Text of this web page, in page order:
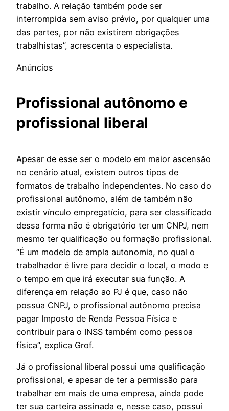
trabalho. A relação também pode ser
interrompida sem aviso prévio, por qualquer uma
das partes, por não existirem obrigações
trabalhistas”, acrescenta o especialista.
Anúncios
Profissional autônomo e
profissional liberal
Apesar de esse ser o modelo em maior ascensão
no cenário atual, existem outros tipos de
formatos de trabalho independentes. No caso do
profissional autônomo, além de também não
existir vínculo empregatício, para ser classificado
dessa forma não é obrigatório ter um CNPJ, nem
mesmo ter qualificação ou formação profissional.
“É um modelo de ampla autonomia, no qual o
trabalhador é livre para decidir o local, o modo e
o tempo em que irá executar sua função. A
diferença em relação ao PJ é que, caso não
possua CNPJ, o profissional autônomo precisa
pagar Imposto de Renda Pessoa Física e
contribuir para o INSS também como pessoa
física”, explica Grof.
Já o profissional liberal possui uma qualificação
profissional, e apesar de ter a permissão para
trabalhar em mais de uma empresa, ainda pode
ter sua carteira assinada e, nesse caso, possui